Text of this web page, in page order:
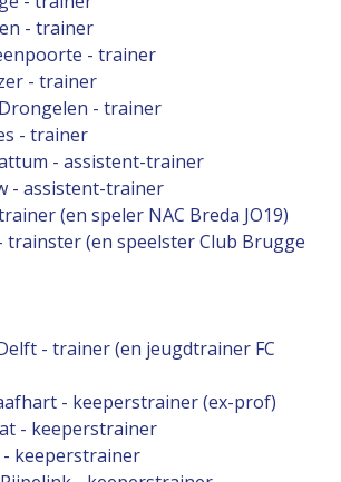
- trainer
- trainer
- trainer
- trainer
- trainer
- assistent-trainer
- assistent-trainer
(en speler NAC Breda JO19)
trainster (en speelster Club Brugge
- trainer (en jeugdtrainer FC
- keeperstrainer (ex-prof)
- keeperstrainer
- keeperstrainer